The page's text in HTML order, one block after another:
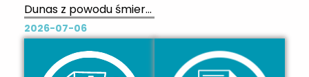
Dunas z powodu śmierci
Mamy składają
zespołu Poradni
2026-07-06
spożycie alkoholu z
łagodną lub
umiarkowaną postacią